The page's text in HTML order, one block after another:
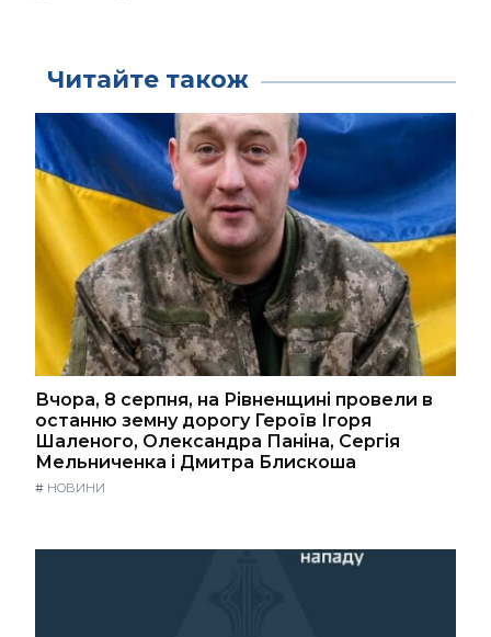
Читайте також
Вчора, 8 серпня, на Рівненщині провели в
останню земну дорогу Героїв Ігоря
Шаленого, Олександра Паніна, Сергія
Мельниченка і Дмитра Блискоша
# НОВИНИ